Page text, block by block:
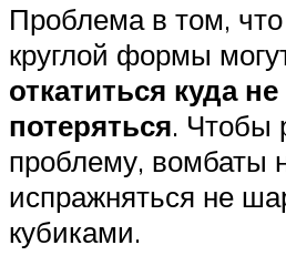
Проблема в том,
круглой формы
откатиться куда
потеряться. Чтобы
проблему, вомбаты
испражняться не
кубиками.